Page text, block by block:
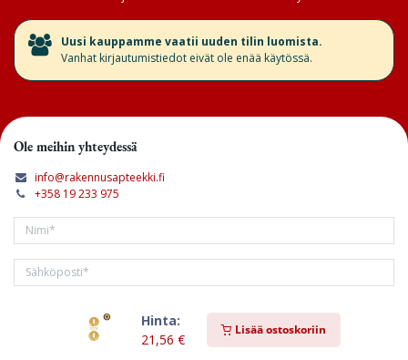
Hinta:
21,56 €
Lisää ostoskoriin
​Uusi kauppamme vaatii uuden tilin luomista.
Vanhat kirjautumistiedot eivät ole enää käytössä.
Ole meihin yhteydessä
info@rakennusapteekki.fi
+358 19 233 975
Tilaa kirjeemme